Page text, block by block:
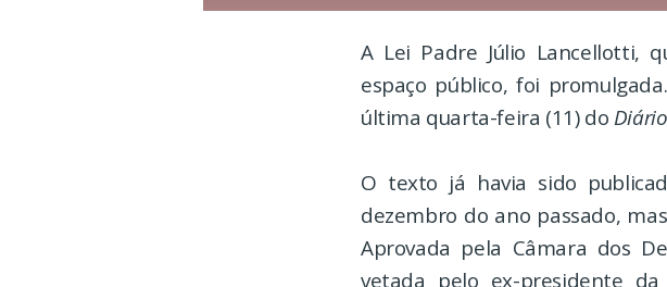
A Lei Padre Júlio Lancellotti,
espaço público, foi
última quarta-feira (11) do
O texto já havia sido
dezembro do ano passado,
Aprovada pela Câmara dos
vetada pelo ex-presidente